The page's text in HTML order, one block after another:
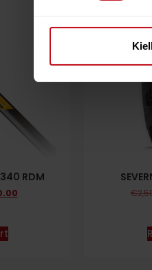
340 RDM
€